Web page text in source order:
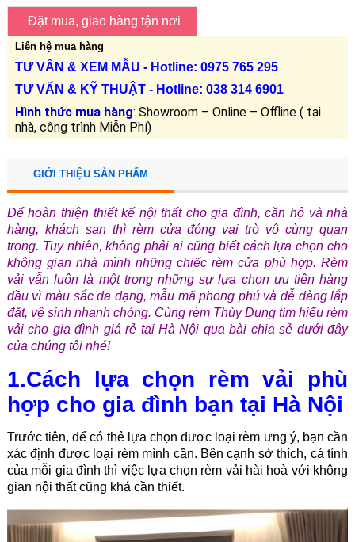
Liên hệ mua hàng
TƯ VẤN & XEM MẪU - Hotline: 0975 765 295
TƯ VẤN & KỸ THUẬT- Hotline: 038 314 6901
Hình thức mua hàng: Showroom – Online – Offline ( tại
nhà, công trình Miễn Phí)
GIỚI THIỆU SẢN PHẨM
Để hoàn thiện thiết kế nội thất cho gia đình, căn hộ và nhà
hàng, khách sạn thì rèm cửa đóng vai trò vô cùng quan
trọng. Tuy nhiên, không phải ai cũng biết cách lựa chọn cho
không gian nhà mình những chiếc rèm cửa phù hợp. Rèm
vải vẫn luôn là một trong những sự lựa chọn ưu tiên hàng
đầu vì màu sắc đa dạng, mẫu mã phong phú và dễ dàng lắp
đặt, vệ sinh nhanh chóng. Cùng rèm Thùy Dung tìm hiểu rèm
vải cho gia đình giá rẻ tại Hà Nội qua bài chia sẻ dưới đây
của chúng tôi nhé!
1.Cách lựa chọn rèm vải phù
hợp cho gia đình bạn tại Hà Nội
Trước tiên, để có thẻ lựa chọn được loại rèm ưng ý, bạn cần
xác định được loại rèm mình cần. Bên cạnh sở thích, cá tính
của mỗi gia đình thì việc lựa chọn rèm vải hài hoà với không
gian nội thất cũng khá cần thiết.